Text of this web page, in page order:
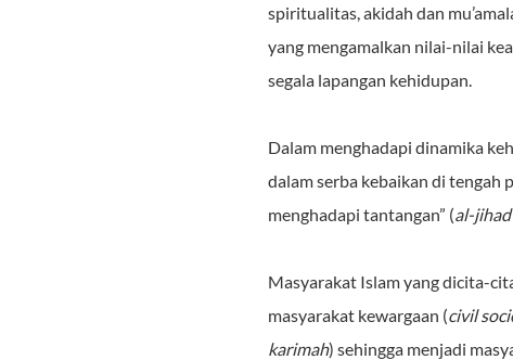
spiritualitas, akidah dan
yang mengamalkan nilai-nilai
segala lapangan kehidupan.
Dalam menghadapi dinamika
dalam serba kebaikan di tengah
menghadapi tantangan” (al-
Masyarakat Islam yang dicita-
masyarakat kewargaan (civil
karimah) sehingga menjadi